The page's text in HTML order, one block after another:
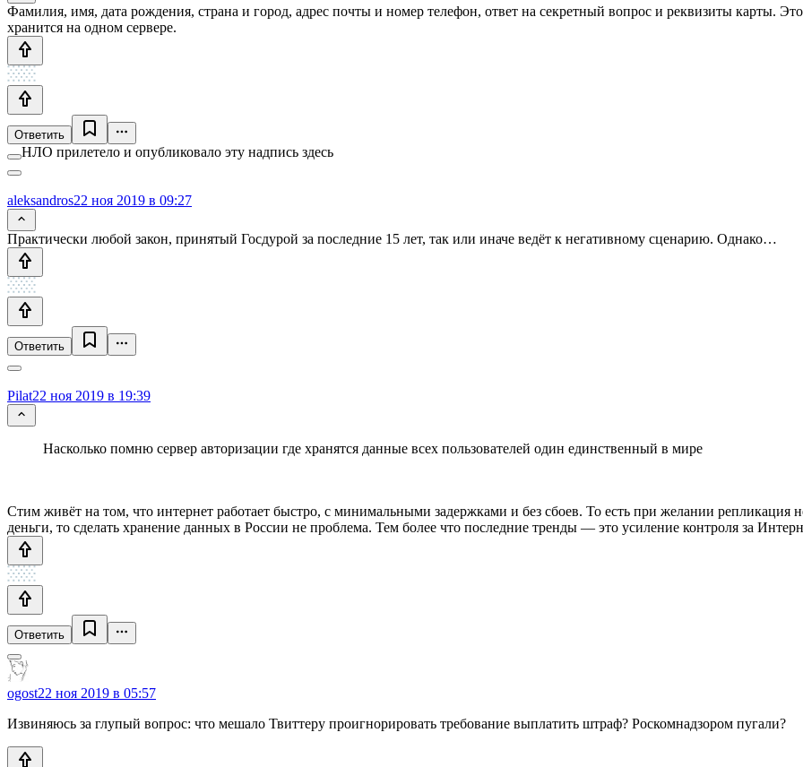
Фамилия, имя, дата рождения, страна и город, адрес почты и номер телефон, ответ на секретный вопрос и реквизиты карты.
хранится на одном сервере.
Ответить
НЛО прилетело и опубликовало эту надпись здесь
aleksandros22 ноя 2019 в 09:27
Практически любой закон, принятый Госдурой за последние 15 лет, так или иначе ведёт к негативному сценарию. Однако…
Ответить
Pilat22 ноя 2019 в 19:39
Насколько помню сервер авторизации где хранятся данные всех пользователей один единственный в мире
Стим живёт на том, что интернет работает быстро, с минимальными задержками и без сбоев. То есть при желании репликация
деньги, то сделать хранение данных в России не проблема. Тем более что последние тренды — это усиление контроля за
Ответить
ogost22 ноя 2019 в 05:57
Извиняюсь за глупый вопрос: что мешало Твиттеру проигнорировать требование выплатить штраф? Роскомнадзором пугали?